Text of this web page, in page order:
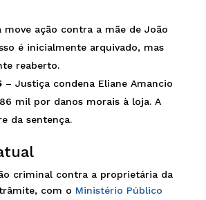
ação contra a mãe de João
é inicialmente arquivado, mas
reaberto.
– Justiça condena Eliane Amancio
mil por danos morais à loja. A
da sentença.
criminal contra a proprietária da
com o Ministério Público